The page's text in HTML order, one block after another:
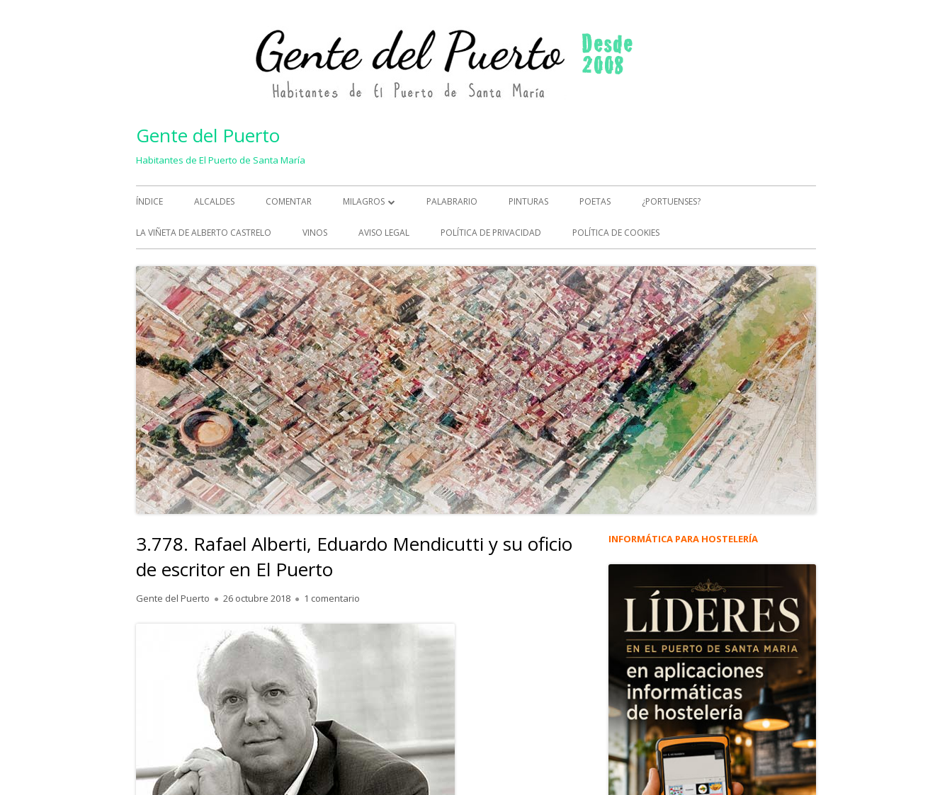
Gente del Puerto
Habitantes de El Puerto de Santa María
Menú
principal
ÍNDICE ALCALDES COMENTAR MILAGROS
MILAGROS (2)
PALABRARIO PINTURAS POETAS ¿PORTUENSES?
LA VIÑETA DE ALBERTO CASTRELO VINOS AVISO LEGAL POLÍTICA DE PRIVACIDAD POLÍTICA DE COOKIES
3.778. Rafael Alberti, Eduardo Mendicutti y su oficio
de escritor en El Puerto
Autor
Gente del Puerto
Publicado
26 octubre 2018 1 comentario en 3.778. Rafael Alberti, Eduardo Mendicutti y su oficio de escritor en El Puerto
Barra
principal
INFORMÁTICA PARA HOSTELERÍA